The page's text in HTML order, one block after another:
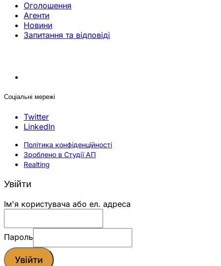
Оголошення
Агенти
Новини
Запитання та відповіді
Соціальні мережі
Twitter
LinkedIn
Політика конфіденційності
Зроблено в Студії АП
Realting
Увійти
Ім'я користувача або ел. адреса
Пароль
Увійти